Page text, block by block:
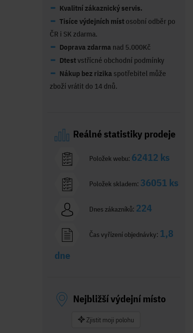
Kvalitní zákaznický servis.
Tisíce výdejních míst osobní odběr po
ČR i SK zdarma.
Doprava zdarma nad 5.000Kč
Dtestvstřícné obchodní podmínky
Nákup bez rizika spotřebitel může
zboží vrátit do 14 dnů.
Reálné statistiky prodeje
Položek webu: 62412 ks
Položek skladem: 36051 ks
Dnes zákazníků: 224
Čas vyřízení objednávky: 1,8
dne
Nejbližší výdejní místo
Zjistit moji polohu